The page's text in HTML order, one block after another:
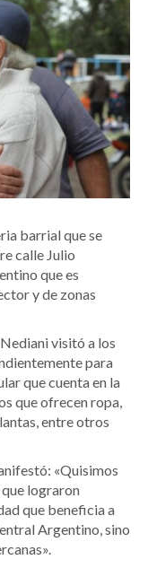
barrial que se
calle Julio
que es
y de zonas
visitó a los
para
que cuenta en la
que ofrecen ropa,
entre otros
«Quisimos
lograron
que beneficia a
Argentino, sino